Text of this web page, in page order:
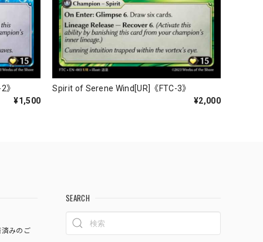
》
¥1,500
Spirit of Serene Wind[UR]《FTC-3》
¥2,000
みのご
SEARCH